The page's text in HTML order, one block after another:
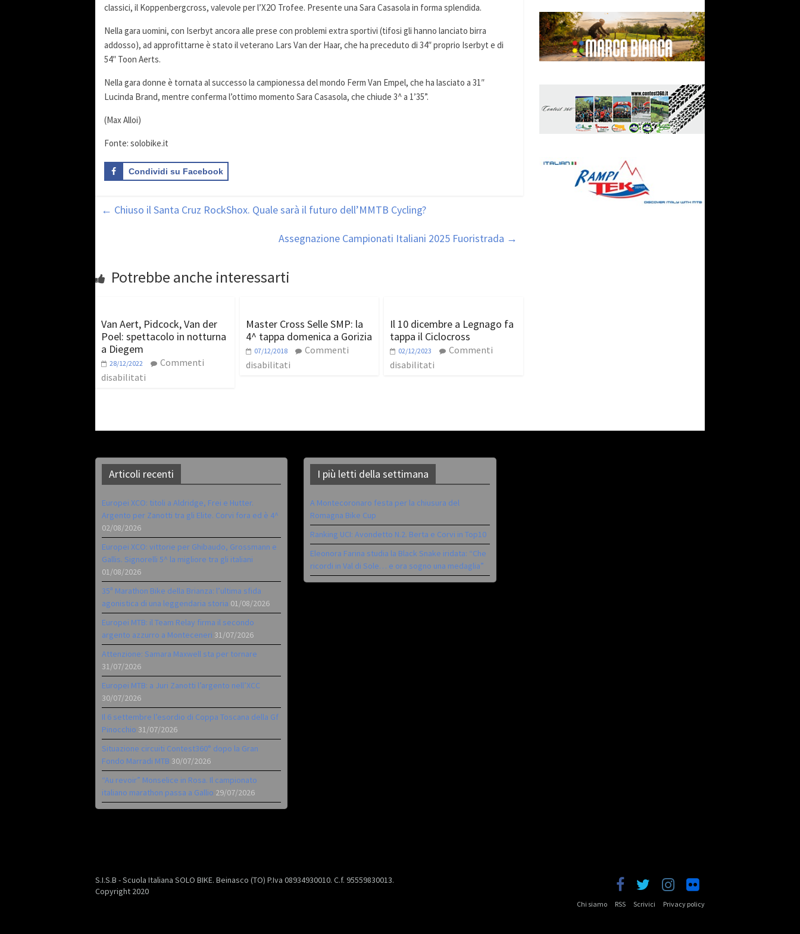
classici, il Koppenbergcross, valevole per l’X2O Trofee. Presente una Sara Casasola in forma splendida.
Nella gara uomini, con Iserbyt ancora alle prese con problemi extra sportivi (tifosi gli hanno lanciato birra
addosso), ad approfittarne è stato il veterano Lars Van der Haar, che ha preceduto di 34″ proprio Iserbyt e di
54″ Toon Aerts.
Nella gara donne è tornata al successo la campionessa del mondo Ferm Van Empel, che ha lasciato a 31″
Lucinda Brand, mentre conferma l’ottimo momento Sara Casasola, che chiude 3^ a 1’35”.
(Max Alloi)
Fonte: solobike.it
Condividi su Facebook
← Chiuso il Santa Cruz RockShox. Quale sarà il futuro dell’MMTB Cycling?
Assegnazione Campionati Italiani 2025 Fuoristrada →
Potrebbe anche interessarti
Van Aert, Pidcock, Van der
Poel: spettacolo in notturna
a Diegem
28/12/2022
Commenti
disabilitati
Master Cross Selle SMP: la
4^ tappa domenica a Gorizia
07/12/2018
Commenti
disabilitati
Il 10 dicembre a Legnago fa
tappa il Ciclocross
02/12/2023
Commenti
disabilitati
Articoli recenti
Europei XCO: titoli a Aldridge, Frei e Hutter.
Argento per Zanotti tra gli Elite. Corvi fora ed è 4^
02/08/2026
Europei XCO: vittorie per Ghibaudo, Grossmann e
Gallis. Signorelli 5^ la migliore tra gli italiani
01/08/2026
35ª Marathon Bike della Brianza: l’ultima sfida
agonistica di una leggendaria storia 01/08/2026
Europei MTB: il Team Relay firma il secondo
argento azzurro a Monteceneri 31/07/2026
Attenzione: Samara Maxwell sta per tornare
31/07/2026
Europei MTB: a Juri Zanotti l’argento nell’XCC
30/07/2026
Il 6 settembre l’esordio di Coppa Toscana della Gf
Pinocchio 31/07/2026
Situazione circuiti Contest360° dopo la Gran
Fondo Marradi MTB 30/07/2026
“Au revoir” Monselice in Rosa. Il campionato
italiano marathon passa a Gallio 29/07/2026
I più letti della settimana
A Montecoronaro festa per la chiusura del
Romagna Bike Cup
Ranking UCI: Avondetto N.2. Berta e Corvi in Top10
Eleonora Farina studia la Black Snake iridata: “Che
ricordi in Val di Sole… e ora sogno una medaglia”
Chi siamo RSS Scrivici Privacy policy
S.I.S.B - Scuola Italiana SOLO BIKE. Beinasco (TO) P.Iva 08934930010. C.f. 95559830013.
Copyright 2020